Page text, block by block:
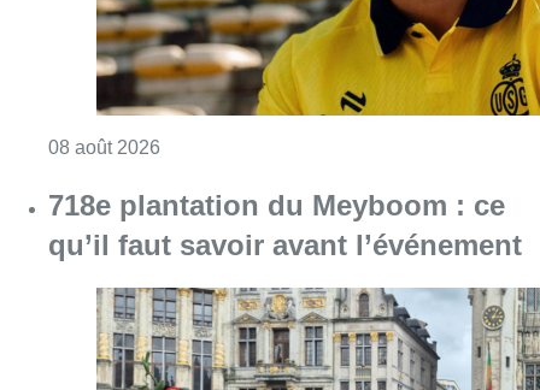
08 août 2026Consulter l'article "718e plantation du